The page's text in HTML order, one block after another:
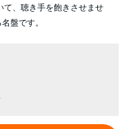
て、聴き手を飽きさせませ
盤です。